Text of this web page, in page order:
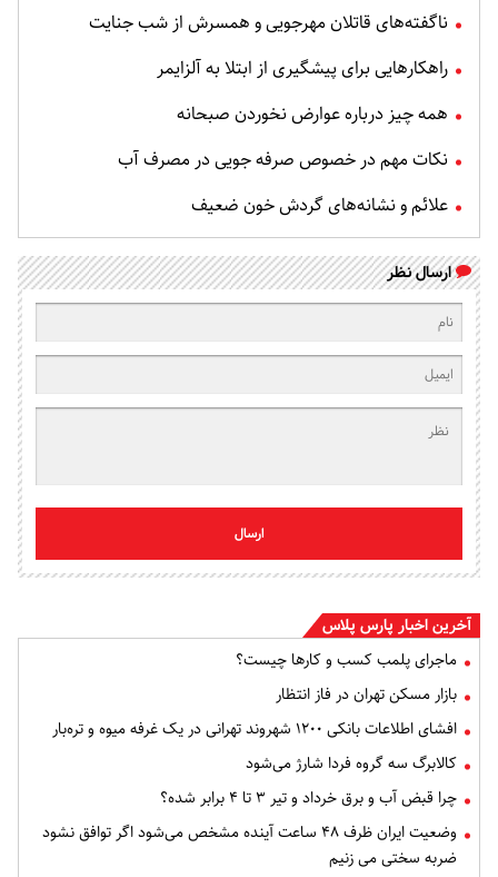
ناگفته‌های قاتلان مهرجویی و همسرش از شب جنایت
راهکارهایی برای پیشگیری از ابتلا به آلزایمر
همه چیز درباره عوارض نخوردن صبحانه
نکات مهم در خصوص صرفه جویی در مصرف آب
علائم و نشانه‌های گردش خون ضعیف
ارسال نظر
ارسال
آخرین اخبار پارس پلاس
ماجرای پلمب کسب و کارها چیست؟
بازار مسکن تهران در فاز انتظار
افشای اطلاعات بانکی ۱۲۰۰ شهروند تهرانی در یک غرفه میوه و تره‌بار
کالابرگ سه گروه فردا شارژ می‌شود
چرا قبض آب و برق خرداد و تیر ۳ تا ۴ برابر شده؟
وضعیت ایران ظرف ۴۸ ساعت آینده مشخص می‌شود اگر توافق نشود
ضربه سختی می زنیم